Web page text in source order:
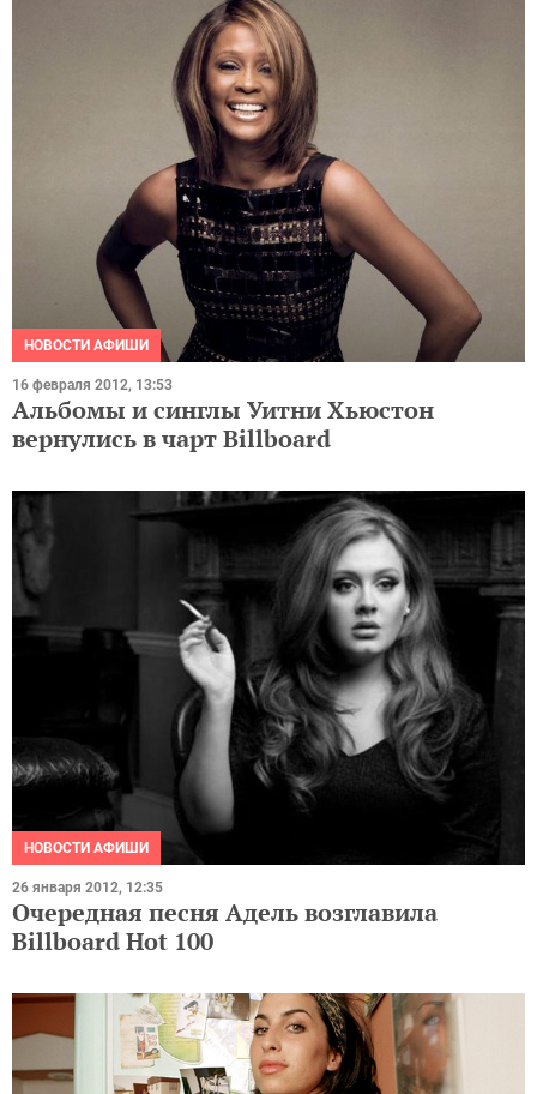
НОВОСТИ АФИШИ
16 февраля 2012, 13:53
Альбомы и синглы Уитни Хьюстон
вернулись в чарт Billboard
НОВОСТИ АФИШИ
26 января 2012, 12:35
Очередная песня Адель возглавила
Billboard Hot 100